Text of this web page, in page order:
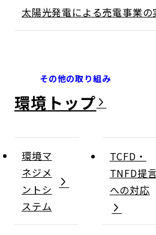
太陽光発電による売電事業の
その他の取り組み
環境
環境マ
ネジメ
ントシ
ステム
TCFD・
TNFD提
への対応